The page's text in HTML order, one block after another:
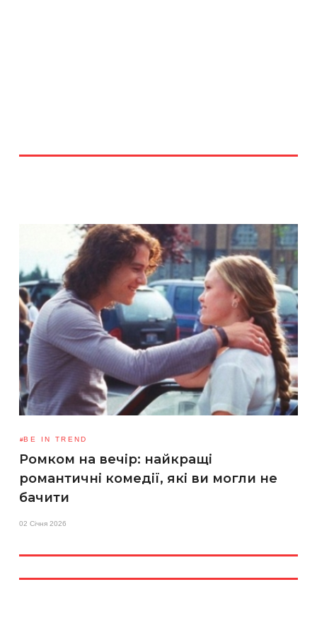
BE IN TREND
Ромком на вечір: найкращі
романтичні комедії, які ви могли не
бачити
02 Січня 2026